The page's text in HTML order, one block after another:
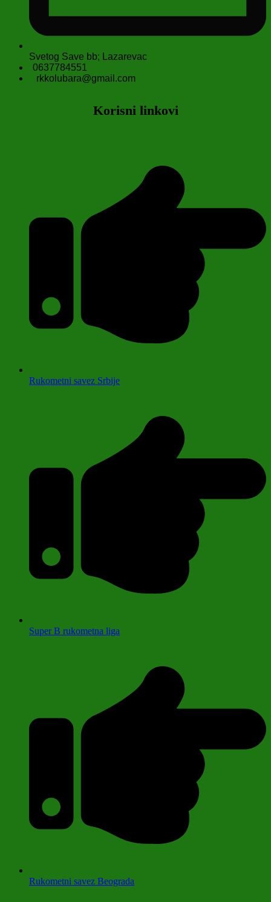
Svetog Save bb; Lazarevac
0637784551
rkkolubara@gmail.com
Korisni linkovi
Rukometni savez Srbije
Super B rukometna liga
Rukometni savez Beograda